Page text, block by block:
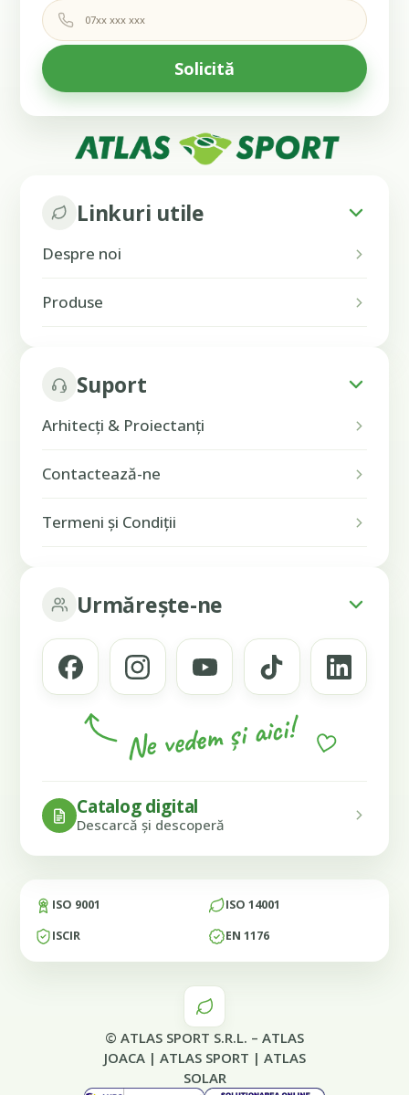
Linkuri utile
Despre noi
Produse
Suport
Arhitecți & Proiectanți
Contactează-ne
Termeni și Condiții
Urmărește-ne
Ne vedem și aici!
Catalog digital
Descarcă și descoperă
ISO 9001
ISO 14001
ISCIR
EN 1176
© ATLAS SPORT S.R.L. – ATLAS
JOACA| ATLAS SPORT | ATLAS
SOLAR